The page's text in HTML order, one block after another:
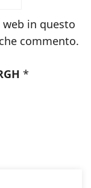
in questo
commento.
*